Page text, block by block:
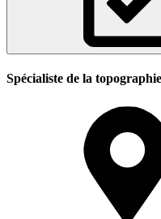
Spécialiste de la